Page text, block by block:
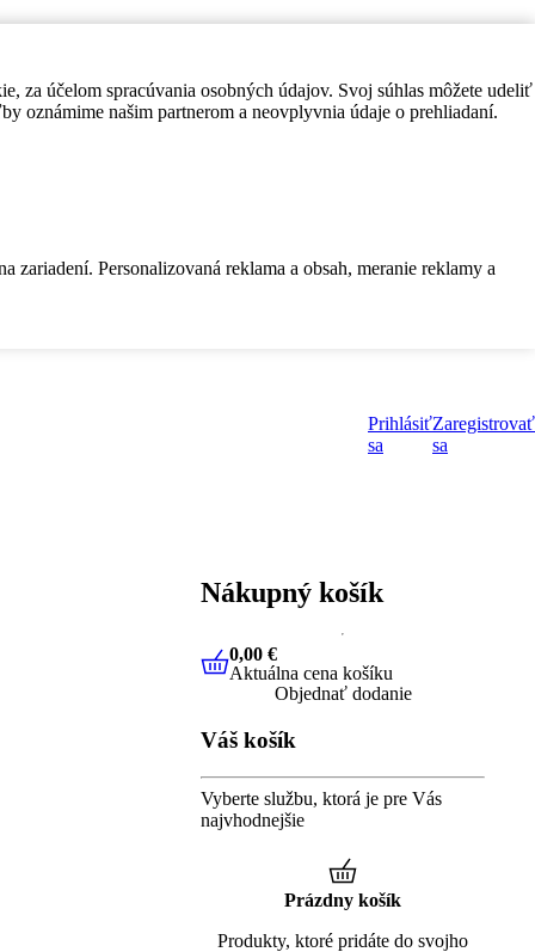
za účelom spracúvania osobných údajov. Svoj súhlas môžete udeliť
oznámime našim partnerom a neovplyvnia údaje o prehliadaní.
Personalizovaná reklama a obsah, meranie reklamy a
Prihlásiť
sa
Zaregistrovať
sa
Nákupný košík
0,00 €Aktuálna cena košíku
0,00 €
Aktuálna cena košíku
Objednať dodanie
Váš košík
Vyberte službu, ktorá je pre Vás
najvhodnejšie
Prázdny košík
Produkty, ktoré pridáte do svojho